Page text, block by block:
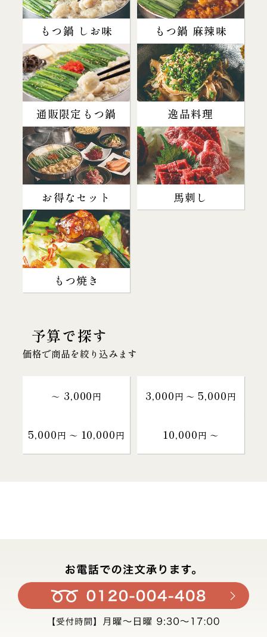
もつ鍋 しお味 もつ鍋 麻辣味
通販限定もつ鍋 逸品料理
お得なセット 馬刺し
もつ焼き
予算で探す
価格で商品を絞り込みます
～ 3,000円 3,000円 〜 5,000円
5,000円 〜 10,000円 10,000円 〜